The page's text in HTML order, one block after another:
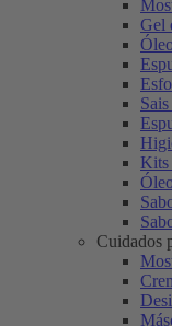
Gel
Kits
Cuidados